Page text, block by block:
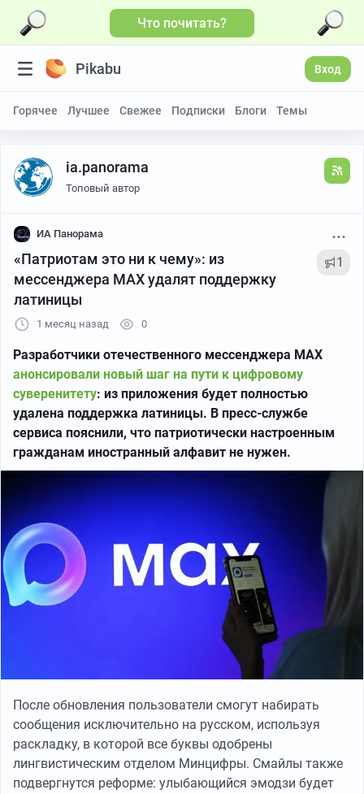
Что почитать?
Pikabu Вход
Горячее Лучшее Свежее Подписки Блоги Темы
ia.panorama
Топовый автор
ИА Панорама
«Патриотам это ни к чему»: из
мессенджера MAX удалят поддержку
латиницы
1
1 месяц назад 0
Разработчики отечественного мессенджера MAX
анонсировали новый шаг на пути к цифровому
суверенитету: из приложения будет полностью
удалена поддержка латиницы. В пресс-службе
сервиса пояснили, что патриотически настроенным
гражданам иностранный алфавит не нужен.
После обновления пользователи смогут набирать
сообщения исключительно на русском, используя
раскладку, в которой все буквы одобрены
лингвистическим отделом Минцифры. Смайлы также
подвергнутся реформе: улыбающийся эмодзи будет